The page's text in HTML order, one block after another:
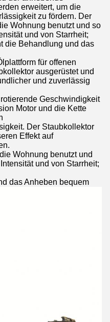
erweitert, um die
zu fördern. Der
Wohnung benutzt und so
und von Starrheit;
die Behandlung und das
für offenen
ausgerüstet und
und zuverlässig
Geschwindigkeit
Motor und die Kette
Der Staubkollektor
Effekt auf
Wohnung benutzt und
und von Starrheit;
das Anheben bequem